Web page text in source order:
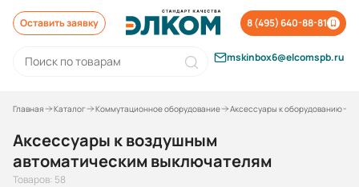
Оставить заявку 8 (495) 640-88-81
mskinbox6@elcomspb.ru
Главная Каталог Коммутационное оборудование Аксессуары к оборудованию
Аксессуары к воздушным
автоматическим выключателям
Товаров: 58